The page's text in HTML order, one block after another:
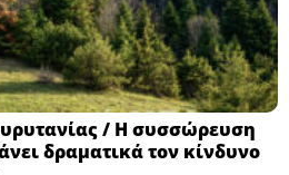
/ Η συσσώρευση
δραματικά τον κίνδυνο